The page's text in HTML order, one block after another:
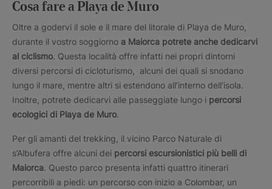
Cosa fare a Playa de Muro
Oltre a godervi il sole e il mare del litorale di Playa de Muro,
durante il vostro soggiorno a Maiorca potrete anche dedicarvi
al ciclismo. Questa località offre infatti nei propri dintorni
diversi percorsi di cicloturismo, alcuni dei quali si snodano
lungo il mare, mentre altri si estendono all’interno dell’isola.
Inoltre, potrete dedicarvi alle passeggiate lungo i percorsi
ecologici di Playa de Muro.
Per gli amanti del trekking, il vicino Parco Naturale di
s’Albufera offre alcuni dei percorsi escursionistici più belli di
Maiorca. Questo parco presenta infatti quattro itinerari
percorribili a piedi: un percorso con inizio a Colombar, un